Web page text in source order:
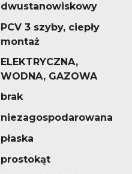
dwustanowiskowy
PCV 3 szyby, ciepły
montaż
ELEKTRYCZNA,
WODNA, GAZOWA
brak
niezagospodarowana
płaska
prostokąt